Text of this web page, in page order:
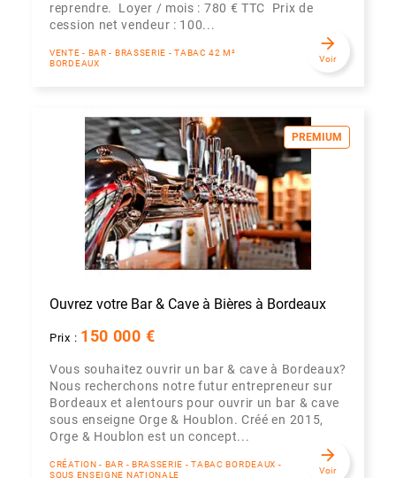
reprendre. Loyer / mois : 780 € TTC Prix de
cession net vendeur : 100...
VENTE - BAR - BRASSERIE - TABAC 42 M²
BORDEAUX
arrow_forward
Voir
PREMIUM
Ouvrez votre Bar & Cave à Bières à Bordeaux
Prix : 150 000 €
Vous souhaitez ouvrir un bar & cave à Bordeaux?
Nous recherchons notre futur entrepreneur sur
Bordeaux et alentours pour ouvrir un bar & cave
sous enseigne Orge & Houblon. Créé en 2015,
Orge & Houblon est un concept...
CRÉATION - BAR - BRASSERIE - TABAC BORDEAUX -
SOUS ENSEIGNE NATIONALE
arrow_forward
Voir